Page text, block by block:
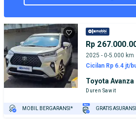
Rp
2025 - 0-5.000 km
Cicilan Rp 6.4 jt/
Toyota Avanza
Duren Sawit
MOBIL BERGARANSI* GRATIS